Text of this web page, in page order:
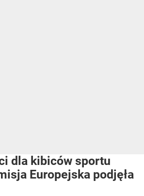
dla kibiców sportu
Europejska podjęła